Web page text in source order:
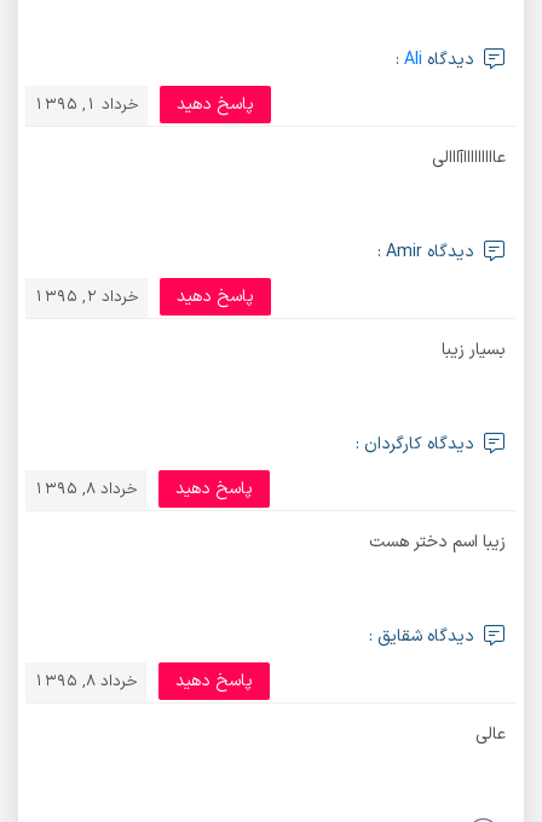
دیدگاه Ali
:
خرداد 1, 1395 پاسخ دهید
عاااااااااآااالی
دیدگاه Amir :
خرداد 2, 1395 پاسخ دهید
بسیار زیبا
دیدگاه کارگردان :
خرداد 8, 1395 پاسخ دهید
زیبا اسم دختر هست
دیدگاه شقایق :
خرداد 8, 1395 پاسخ دهید
عالی